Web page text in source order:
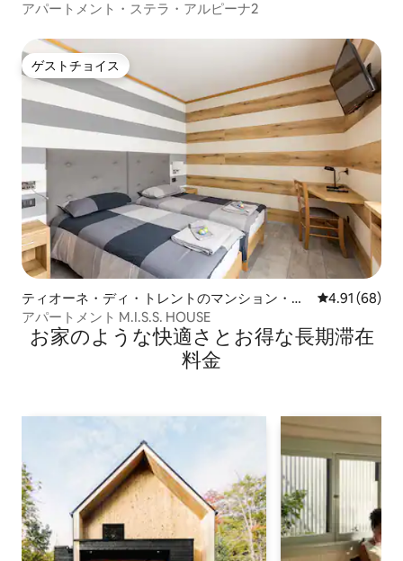
アパートメント・ステラ・アルピーナ2
ゲストチョイス
ゲストチョイス
ティオーネ・ディ・トレントのマンション・ア
パート
レビュー68
4.91 (68)
アパートメント M.I.S.S. HOUSE
お家のような快⁠適⁠さ⁠とお⁠得⁠な長⁠期⁠滞⁠在
料⁠金